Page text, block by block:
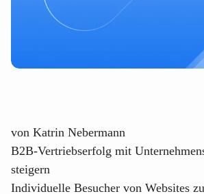
von Katrin Nebermann
B2B-Vertriebserfolg mit
steigern
Individuelle Besucher von Websites